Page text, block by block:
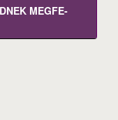
MEGFE­